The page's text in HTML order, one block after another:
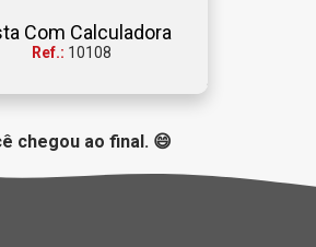
Com Calculadora
Ref.: 10108
chegou ao final. 😄
Mochilas e Bolsas
Outlet